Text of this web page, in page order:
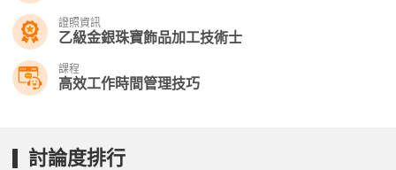
證照資訊
乙級金銀珠寶飾品加工技術士
課程
高效工作時間管理技巧
討論度排行